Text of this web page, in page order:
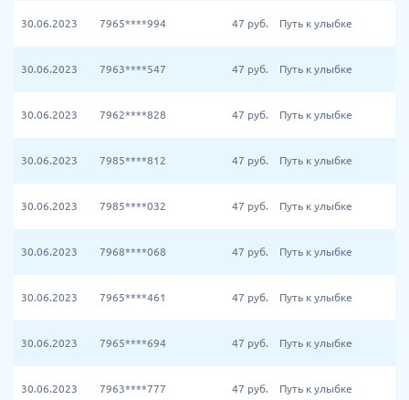
30.06.2023 7965****994 47 руб. Путь к улыбке
30.06.2023 7963****547 47 руб. Путь к улыбке
30.06.2023 7962****828 47 руб. Путь к улыбке
30.06.2023 7985****812 47 руб. Путь к улыбке
30.06.2023 7985****032 47 руб. Путь к улыбке
30.06.2023 7968****068 47 руб. Путь к улыбке
30.06.2023 7965****461 47 руб. Путь к улыбке
30.06.2023 7965****694 47 руб. Путь к улыбке
30.06.2023 7963****777 47 руб. Путь к улыбке